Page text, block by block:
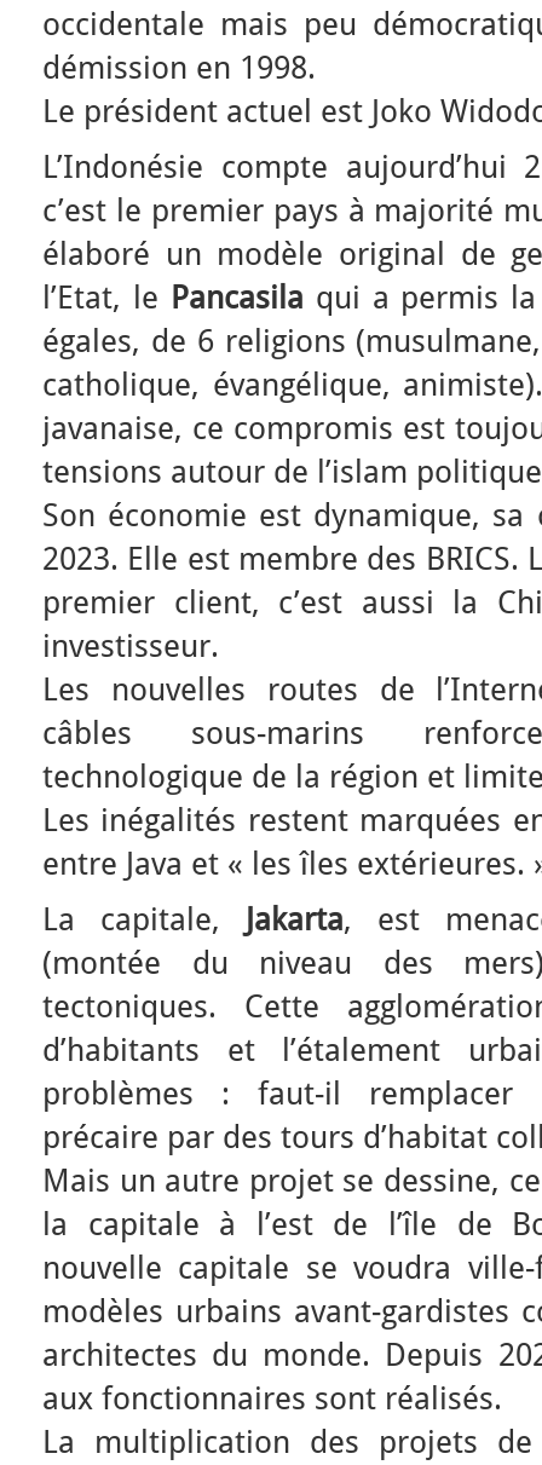
occidentale mais peu
démission en 1998.
Le président actuel est Joko
L’Indonésie compte aujourd’hui
c’est le premier pays à majorité
élaboré un modèle original de
l’Etat, le Pancasila qui a permis
égales, de 6 religions
catholique, évangélique,
javanaise, ce compromis est
tensions autour de l’islam
Son économie est dynamique, sa
2023. Elle est membre des BRICS.
premier client, c’est aussi la
investisseur.
Les nouvelles routes de
câbles sous-marins
technologique de la région et
Les inégalités restent marquées
entre Java et « les îles extérieures.
La capitale,
Jakarta, est
(montée du niveau des
tectoniques. Cette
d’habitants et l’étalement
problèmes : faut-il remplacer
précaire par des tours d’habitat
Mais un autre projet se dessine,
la capitale à l’est de l’île de
nouvelle capitale se voudra
modèles urbains avant-gardistes
architectes du monde. Depuis
aux fonctionnaires sont réalisés.
La multiplication des projets